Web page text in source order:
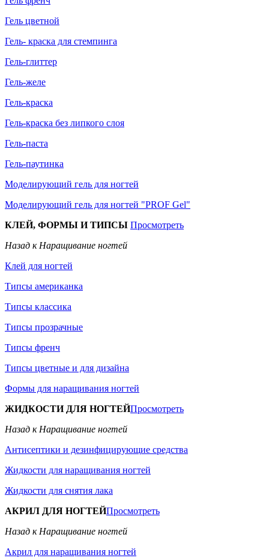
Гель цветной
Гель- краска для стемпинга
Гель-глиттер
Гель-желе
Гель-краска
Гель-краска без липкого слоя
Гель-паста
Гель-паутинка
Моделирующий гель для ногтей
Моделирующий гель для ногтей "PROF Gel"
КЛЕЙ, ФОРМЫ И ТИПСЫ Просмотреть
Назад к Наращивание ногтей
Клей для ногтей
Типсы американка
Типсы классика
Типсы прозрачные
Типсы френч
Типсы цветные и для дизайна
Формы для наращивания ногтей
ЖИДКОСТИ ДЛЯ НОГТЕЙПросмотреть
Назад к Наращивание ногтей
Антисептики и дезинфицирующие средства
Жидкости для наращивания ногтей
Жидкости для снятия лака
АКРИЛ ДЛЯ НОГТЕЙПросмотреть
Назад к Наращивание ногтей
Акрил для наращивания ногтей